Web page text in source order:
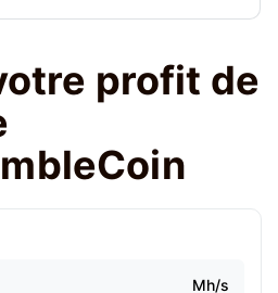
profit de
Mh/s